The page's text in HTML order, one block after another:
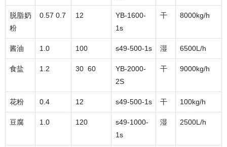
脱脂奶
粉
0.57 0.7 12
YB-1600-
1s
干 8000kg/h
酱油 1.0 100 s49-500-1s 湿 6500L/h
食盐 1.2 30 60
YB-2000-
2S
干 9000kg/h
花粉 0.4 12 s49-500-1s 干 100kg/h
豆腐 1.0 120
s49-1000-
1s
湿 2500L/h